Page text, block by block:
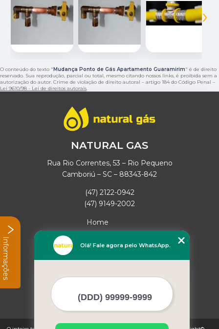
‹ ›
O conteúdo do texto "Mudança Ponto de Gás Apartamento Guaramirim" é de direito
reservado. Sua reprodução, parcial ou total, mesmo citando nossos links, é proibida sem a
autorização do autor. Crime de violação de direito autoral – artigo 184 do Código Penal –
Lei 9610/98 - Lei de direitos autorais.
NATURAL GAS
Rua Rio Correntes, 53 – Rio Pequeno
Camboriú – SC – 88343-842
(47) 2122-0942
(47) 9149-2002
Home
Missão
Mapa do site
Olá! Fale agora pelo WhatsApp.
Informações